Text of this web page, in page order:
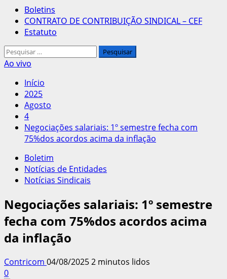
Menu
principal
Boletins
CONTRATO DE CONTRIBUIÇÃO SINDICAL – CEF
Estatuto
Pesquisar
por:
Ao vivo
Início
2025
Agosto
4
Negociações salariais: 1º semestre fecha com
75%dos acordos acima da inflação
Boletim
Notícias de Entidades
Notícias Sindicais
Negociações salariais: 1º semestre
fecha com 75%dos acordos acima
da inflação
Contricom 04/08/20252 minutos lidos
0